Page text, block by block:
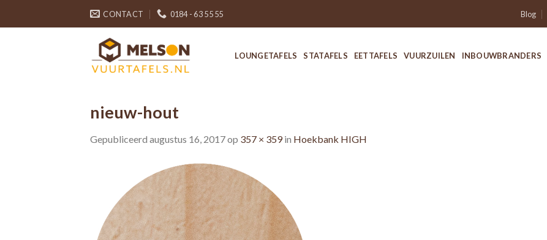
CONTACT 0184 - 63 55 55 Blog
LOUNGETAFELS STATAFELS EETTAFELS VUURZUILEN INBOUWBRANDERS
nieuw-hout
Gepubliceerd augustus 16, 2017op 357 × 359in Hoekbank HIGH